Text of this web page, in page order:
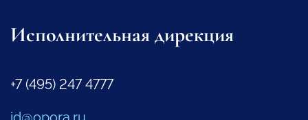
Исполнительная дирекция
+7 (495) 247 4777